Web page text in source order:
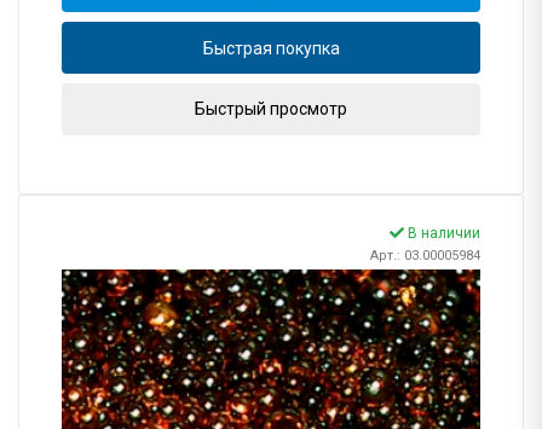
Быстрая покупка
Быстрый просмотр
В наличии
Арт.: 03.00005984